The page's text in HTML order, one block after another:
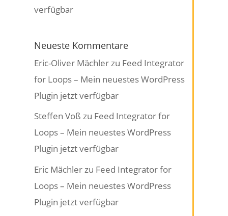
verfügbar
Neueste Kommentare
Eric-Oliver Mächlerzu Feed Integrator
for Loops – Mein neuestes WordPress
Plugin jetzt verfügbar
Steffen Voß zu Feed Integrator for
Loops – Mein neuestes WordPress
Plugin jetzt verfügbar
Eric Mächlerzu Feed Integrator for
Loops – Mein neuestes WordPress
Plugin jetzt verfügbar